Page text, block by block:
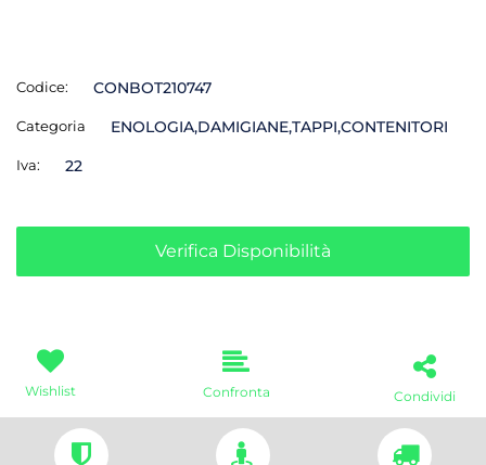
Codice: CONBOT210747
Categoria ENOLOGIA,DAMIGIANE,TAPPI,CONTENITORI
Iva: 22
Verifica Disponibilità
Wishlist Confronta Condividi